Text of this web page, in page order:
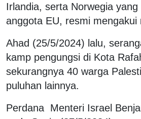
Irlandia, serta Norwegia
anggota EU, resmi mengakui
Ahad (25/5/2024) lalu,
kamp pengungsi di Kota
sekurangnya 40 warga
puluhan lainnya.
Perdana Menteri Israel